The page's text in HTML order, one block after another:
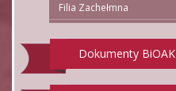
Filia Zachełmna
Dokumenty BiOAK